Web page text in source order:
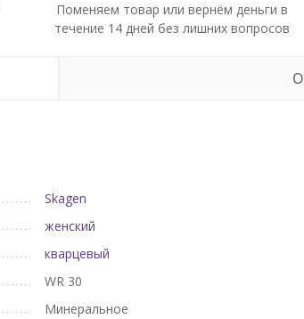
Поменяем товар или вернём деньги в
течение 14 дней без лишних вопросов
Skagen
женский
кварцевый
WR 30
Минеральное